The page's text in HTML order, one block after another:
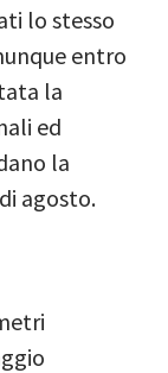
lo stesso
entro
la
ed
la
agosto.